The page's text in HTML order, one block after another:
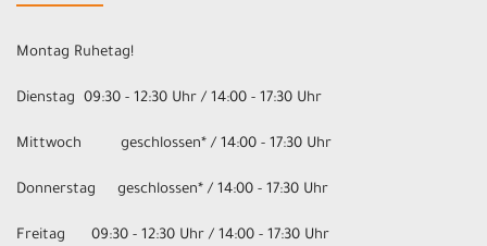
Montag Ruhetag!
Dienstag 09:30 - 12:30 Uhr / 14:00 - 17:30 Uhr
Mittwoch geschlossen* / 14:00 - 17:30 Uhr
Donnerstag geschlossen* / 14:00 - 17:30 Uhr
Freitag 09:30 - 12:30 Uhr / 14:00 - 17:30 Uhr